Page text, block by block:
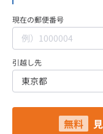
Daigasコラム
総合TOP 業務用・
プライバシーポリシー
現在の郵便番号
引越し先
無料